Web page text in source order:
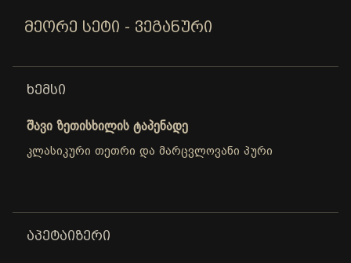
ᲛᲔᲝᲠᲔ ᲡᲔᲢᲘ - ᲕᲔᲒᲐᲜᲣᲠᲘ
ᲮᲔᲛᲡᲘ
შავი ზეთისხილის ტაპენადე
კლასიკური თეთრი და მარცვლოვანი პური
ᲐᲞᲔᲢᲐᲘᲖᲔᲠᲘ